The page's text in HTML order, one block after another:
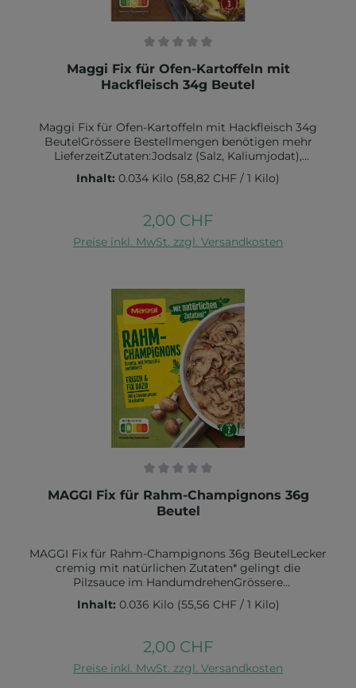
Durchschnittliche Bewertung von 0 von 5 Sternen
Maggi Fix für Ofen-Kartoffeln mit
Hackfleisch 34g Beutel
Maggi Fix für Ofen-Kartoffeln mit Hackfleisch 34g
BeutelGrössere Bestellmengen benötigen mehr
LieferzeitZutaten:Jodsalz (Salz, Kaliumjodat),
WEIZENMEHL, Maisstärke, 12,3 % Röstzwiebeln,
Palmfett, Gewürze (Knoblauch, Pfeffer), Aromen (mit
Rauch), Würze (aus WEIZEN), Hefeextrakt, Kräuter
(Schnittlauch, Petersilie, Majoran, Thymian),
MILCHZUCKER, MILCHEIWEISS, Salz, Raucharoma,
g davon gesättigte Fettsäuren 4,4 gKohlenhydrate,
9,4 g davon Zucker 1,0 gBallaststoffe, 1,2 gEiweiß 8,6
gSalz 0,96 g
Inhalt: 0.034 Kilo (58,82 CHF / 1 Kilo)
Regulärer Preis:
2,00 CHF
Preise inkl. MwSt. zzgl. Versandkosten
In den Warenkorb
Durchschnittliche Bewertung von 0 von 5 Sternen
MAGGI Fix für Rahm-Champignons 36g
Beutel
MAGGI Fix für Rahm-Champignons 36g BeutelLecker
cremig mit natürlichen Zutaten* gelingt die
Pilzsauce im HandumdrehenGrössere
Bestellmengen benötigen mehr
LieferzeitZutaten:Stärke*, Sonnenblumenöl*,
Kaliumjodat), Gewürze* (Zwiebeln, Knoblauch,
Kurkuma, Muskatnuss), Würze* (aus WEIZEN),
geräucherter Speck* (Speck, Salz, Rauch), Salz*,
Inhalt: 0.036 Kilo (55,56 CHF / 1 Kilo)
Regulärer Preis:
2,00 CHF
Preise inkl. MwSt. zzgl. Versandkosten
In den Warenkorb